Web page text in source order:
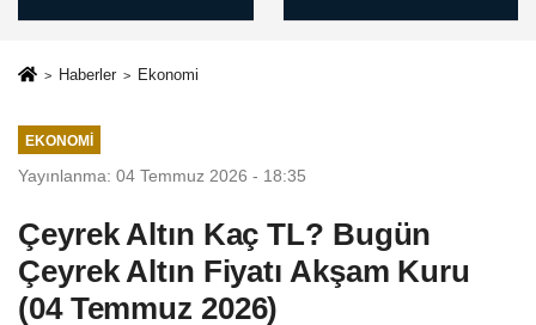
(08 Ağustos 2026)
Haberler Ekonomi
EKONOMI
Yayınlanma: 04 Temmuz 2026 - 18:35
Çeyrek Altın Kaç TL? Bugün
Çeyrek Altın Fiyatı Akşam Kuru
(04 Temmuz 2026)